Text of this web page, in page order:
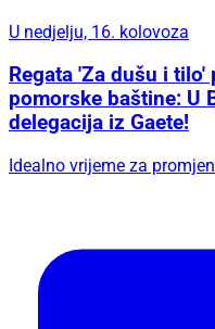
U nedjelju, 16. kolovoza
Regata 'Za dušu i
pomorske baštine: U
delegacija iz Gaete!
Idealno vrijeme za